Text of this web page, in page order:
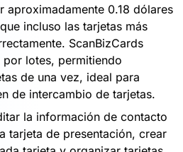
aproximadamente 0.18 dólares
incluso las tarjetas más
ScanBizCards
lotes, permitiendo
de una vez, ideal para
de intercambio de tarjetas.
la información de contacto
tarjeta de presentación, crear